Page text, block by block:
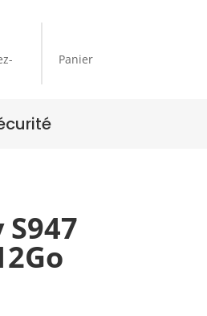
Panier
S947